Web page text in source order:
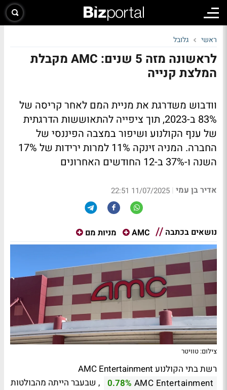
ראשי גלובל
לראשונה מזה 5 שנים: AMC מקבלת
המלצת קנייה
וודבוש משדרגת את מניית המם לאחר קריסה של
83% ב-2023, תוך ציפייה להתאוששות הדרגתית
של ענף הקולנוע ושיפור במצבה הפיננסי של
החברה. המניה זינקה 11% למרות ירידות של 17%
השנה ו-37% ב-12 החודשים האחרונים
אדיר בן עמי |
11/07/2025 22:51
נושאים בכתבה AMC מניות מם
צילום: טוויטר
רשת בתי הקולנוע AMC Entertainment
AMC Entertainment
0.78% , שבעבר הייתה מהבולטות